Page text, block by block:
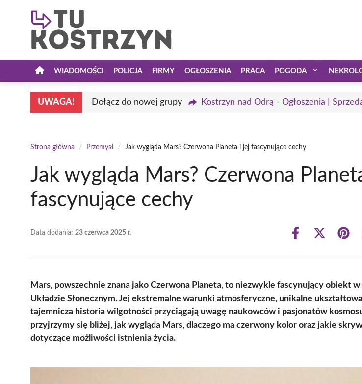
WIADOMOŚCI POLICJA FIRMY OGŁOSZENIA PRACA POGODA
UWAGA! Dołącz do nowej grupy Kostrzyn nad Odrą - Ogłoszenia |
Strona główna / Przemysł / Jak wygląda Mars? Czerwona Planeta i jej fascynujące cechy
Jak wygląda Mars? Czerwona
fascynujące cechy
Data dodania: 23 czerwca 2025 r.
Share
Share
(Twitter)
Share
Mars, powszechnie znana jako Czerwona Planeta, to niezwykle fascynujący obiekt w
Układzie Słonecznym. Jej ekstremalne warunki atmosferyczne, unikalne
tajemnicza historia wilgotności przyciągają uwagę naukowców i pasjonatów
przyjrzymy się bliżej, jak wygląda Mars, dlaczego ma czerwony kolor oraz jakie
dotyczące możliwości istnienia życia.